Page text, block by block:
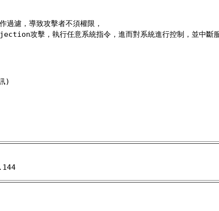
過濾，導致攻擊者不須權限，
攻擊，執行任意系統指令，進而對系統進行控制，並中斷服
)